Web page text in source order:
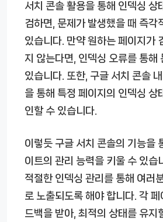
서치 콘솔 활용을 통해 인덱싱 상
검하면, 문제가 발생했을 때 즉각
있습니다. 만약 원하는 페이지가
지 않는다면, 인덱싱 오류를 통해
있습니다. 또한, 구글 서치 콘솔
을 통해 특정 페이지의 인덱싱 상
인할 수 있습니다.
이렇듯 구글 서치 콘솔의 기능을
이트의 관리 능력을 키울 수 있습
적절한 인덱싱 관리를 통해 여러
로 노출되도록 해야 합니다. 각 페
드백을 받아, 최적의 상태를 유지